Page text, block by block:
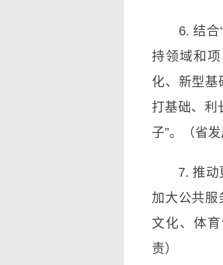
6. 结合“
持领域和
化、新型基
打基础、利
子”。（省
7. 推动更
加大公共服
文化、体
责）